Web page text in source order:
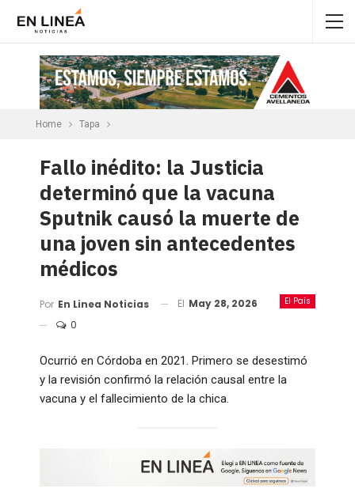
Home Tapa
Fallo inédito: la Justicia
determinó que la vacuna
Sputnik causó la muerte de
una joven sin antecedentes
médicos
El País
Por En Linea Noticias El May 28, 2026
0
Ocurrió en Córdoba en 2021. Primero se desestimó
y la revisión confirmó la relación causal entre la
vacuna y el fallecimiento de la chica.